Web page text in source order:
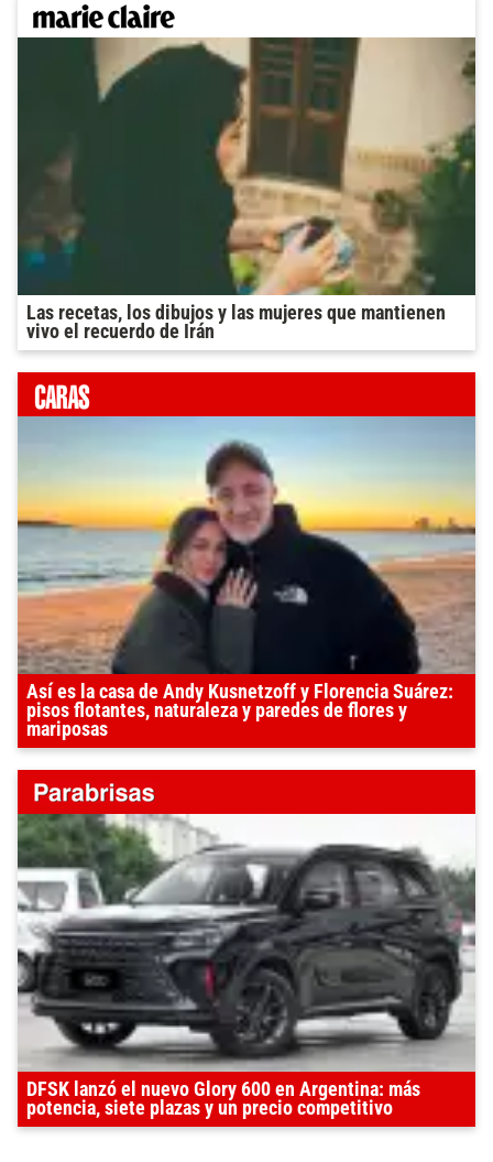
Las recetas, los dibujos y las mujeres que mantienen
vivo el recuerdo de Irán
Así es la casa de Andy Kusnetzoff y Florencia Suárez:
pisos flotantes, naturaleza y paredes de flores y
mariposas
DFSK lanzó el nuevo Glory 600 en Argentina: más
potencia, siete plazas y un precio competitivo